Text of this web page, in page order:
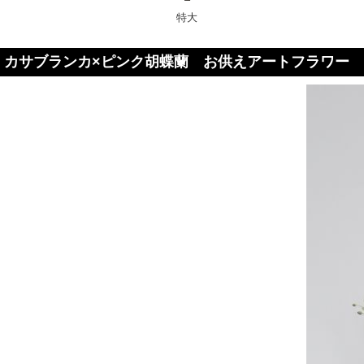
特大
カサブランカ×ピンク胡蝶蘭 お供えアートフラワー